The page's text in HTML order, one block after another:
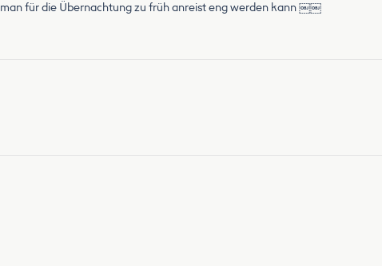
für die Übernachtung zu früh anreist eng werden kann ￼￼